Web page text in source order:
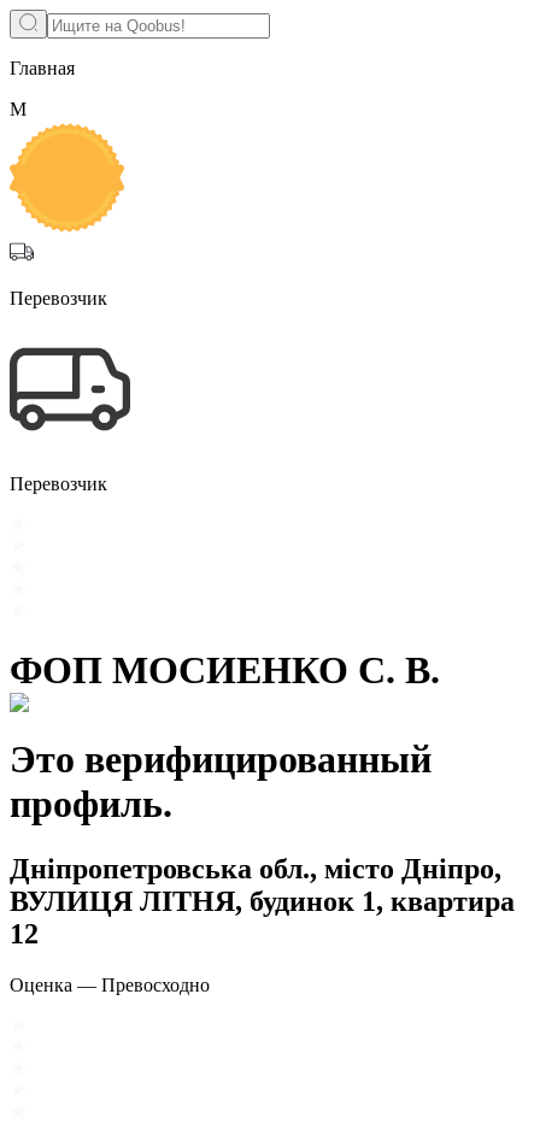
Главная
М
Перевозчик
Перевозчик
ФОП МОСИЕНКО С. В.
Это верифицированный
профиль.
Дніпропетровська обл., місто Дніпро,
ВУЛИЦЯ ЛІТНЯ, будинок 1, квартира
12
Оценка — Превосходно